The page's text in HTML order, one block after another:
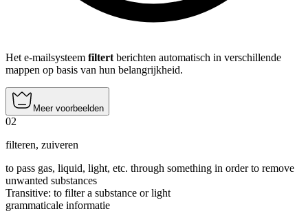
Het e-mailsysteem filtert berichten automatisch in verschillende
mappen op basis van hun belangrijkheid.
Meer voorbeelden
02
filteren, zuiveren
to pass gas, liquid, light, etc. through something in order to remove
unwanted substances
Transitive: to filtera substance or light
grammaticale informatie